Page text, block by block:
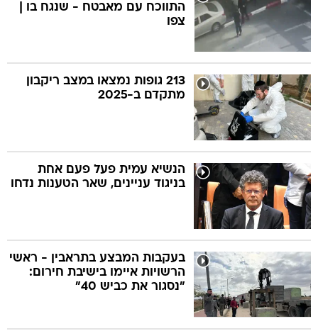
התווכח עם מאבטח - שנגח בו |
צפו
213 גופות נמצאו במצב ריקבון
מתקדם ב-2025
הנשיא עמית פעל פעם אחת
בניגוד עניינים, שאר הטענות נדחו
בעקבות המבצע בתראבין - ראשי
הרשויות איימו בישיבת חירום:
"נסגור את כביש 40"